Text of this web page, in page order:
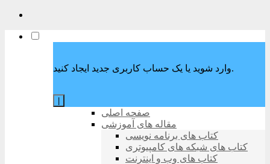
وارد شوید یا یک حساب کاربری جدید ایجاد کنید.
صفحه اصلی
مقاله های آموزشی
کتاب های برنامه نویسی
کتاب های شبکه های کامپیوتری
کتاب های وب و اینترنت